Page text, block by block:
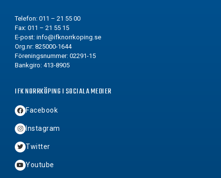
Telefon: 011 – 21 55 00
Fax: 011 – 21 55 15
E-post: info@ifknorrkoping.se
Org.nr: 825000-1644
Föreningsnummer: 02291-15
Bankgiro: 413-8905
IFK NORRKÖPING I SOCIALA MEDIER
Facebook
Instagram
Twitter
Youtube